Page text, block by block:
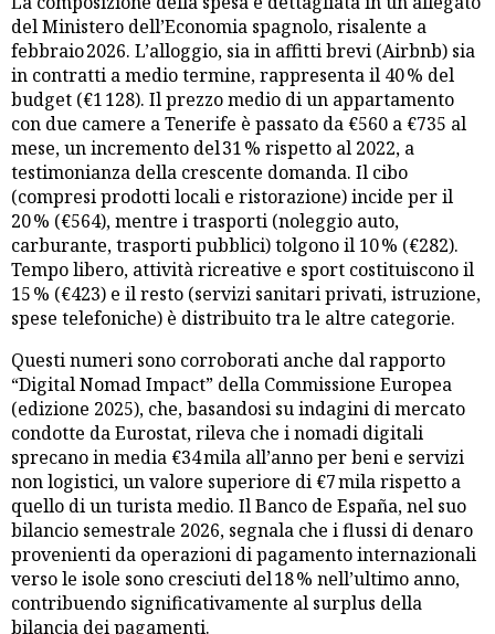
del Ministero dell’Economia spagnolo, risalente a
febbraio 2026. L’alloggio, sia in affitti brevi (Airbnb) sia
in contratti a medio termine, rappresenta il 40 % del
budget (€1 128). Il prezzo medio di un appartamento
con due camere a Tenerife è passato da €560 a €735 al
mese, un incremento del 31 % rispetto al 2022, a
testimonianza della crescente domanda. Il cibo
(compresi prodotti locali e ristorazione) incide per il
20 % (€564), mentre i trasporti (noleggio auto,
carburante, trasporti pubblici) tolgono il 10 % (€282).
Tempo libero, attività ricreative e sport costituiscono il
15 % (€423) e il resto (servizi sanitari privati, istruzione,
spese telefoniche) è distribuito tra le altre categorie.
Questi numeri sono corroborati anche dal rapporto
“Digital Nomad Impact” della Commissione Europea
(edizione 2025), che, basandosi su indagini di mercato
condotte da Eurostat, rileva che i nomadi digitali
sprecano in media €34 mila all’anno per beni e servizi
non logistici, un valore superiore di €7 mila rispetto a
quello di un turista medio. Il Banco de España, nel suo
bilancio semestrale 2026, segnala che i flussi di denaro
provenienti da operazioni di pagamento internazionali
verso le isole sono cresciuti del 18 % nell’ultimo anno,
contribuendo significativamente al surplus della
bilancia dei pagamenti.